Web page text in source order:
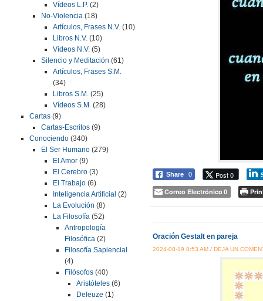
Vídeos L.P. (2)
No-Violencia (18)
Artículos, Frases N.V. (10)
Libros N.V. (10)
Vídeos N.V. (5)
Silencio y Meditación (61)
Artículos, Frases S.M.
(34)
Libros S.M. (25)
Vídeos S.M. (28)
Cartas (9)
Cartas-Escritos (9)
Conociendo (340)
El Ser Humano (279)
El Amor (9)
El Cerebro (3)
El Trabajo (6)
Inteligencia Artificial (2)
La Evolución (8)
La Filosofía (52)
Antropología
Filosófica (2)
Filosofía Sapiencial
(4)
Filósofos (40)
Aristóteles (6)
Deleuze (1)
Share 0 Post 0
Correo Electrónico 0
Oración Gestalt en pareja
2024-08-19 8:53 AM / DEJA UN